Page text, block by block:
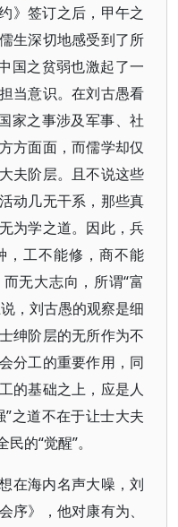
》签订之后，甲午之
生深切地感受到了所
国之贫弱也激起了一
当意识。在刘古愚看
家之事涉及军事、社
方面面，而儒学却仅
夫阶层。且不说这些
动几无干系，那些真
为学之道。因此，兵
，工不能修，商不能
无大志向，所谓“富
，刘古愚的观察是细
绅阶层的无所作为不
分工的重要作用，同
的基础之上，应是人
之道不在于让士大夫
的“觉醒”。
在海内名声大噪，刘
序》，他对康有为、